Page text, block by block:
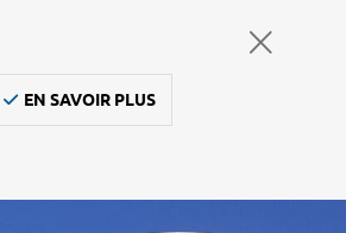
EN SAVOIR PLUS